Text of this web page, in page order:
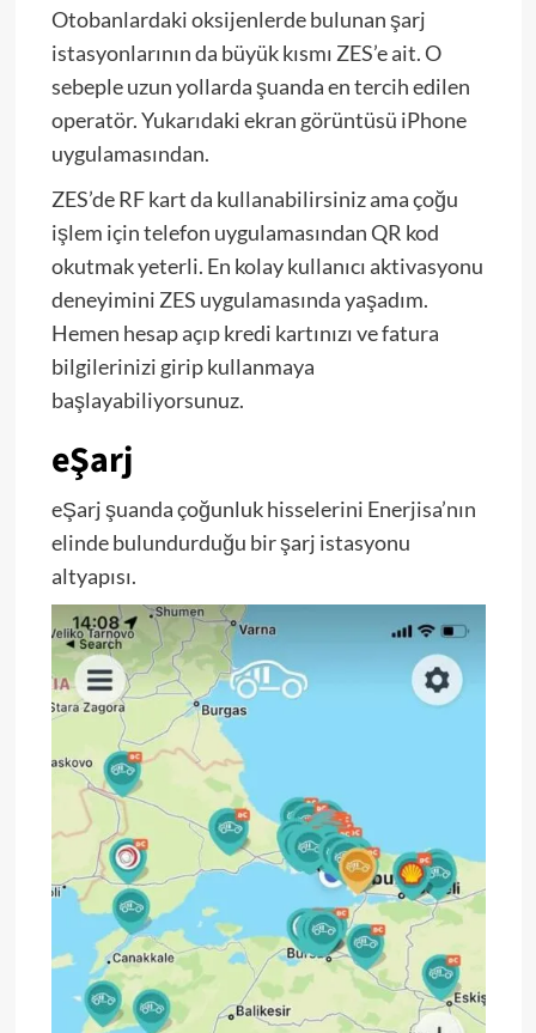
Otobanlardaki oksijenlerde bulunan şarj
istasyonlarının da büyük kısmı ZES’e ait. O
sebeple uzun yollarda şuanda en tercih edilen
operatör. Yukarıdaki ekran görüntüsü iPhone
uygulamasından.
ZES’de RF kart da kullanabilirsiniz ama çoğu
işlem için telefon uygulamasından QR kod
okutmak yeterli. En kolay kullanıcı aktivasyonu
deneyimini ZES uygulamasında yaşadım.
Hemen hesap açıp kredi kartınızı ve fatura
bilgilerinizi girip kullanmaya
başlayabiliyorsunuz.
eŞarj
eŞarj şuanda çoğunluk hisselerini Enerjisa’nın
elinde bulundurduğu bir şarj istasyonu
altyapısı.